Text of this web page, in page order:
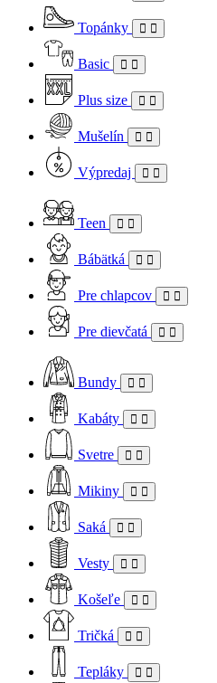
Topánky
Basic
Plus size
Mušelín
Výpredaj
Teen
Bábätká
Pre chlapcov
Pre dievčatá
Bundy
Kabáty
Svetre
Mikiny
Saká
Vesty
Košeľe
Tričká
Tepláky